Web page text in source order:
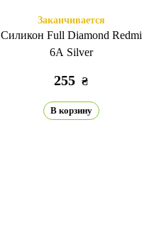
Заканчивается
Силикон Full Diamond Redmi
6A Silver
255 ₴
В корзину